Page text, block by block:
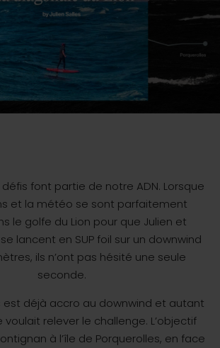
défis font partie de notre ADN. Lorsque
et la météo se sont parfaitement
le golfe du Lion pour que Julien et
lancent en SUP foil sur un downwind
ils n’ont pas hésité une seule
seconde.
est déjà accro au downwind et autant
voulait relever le challenge. L’objectif
à l’île de Porquerolles, en face